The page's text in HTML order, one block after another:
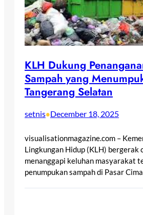
KLH Dukung
Sampah yang
Tangerang Selatan
setnis•December 18, 2025
visualisationmagazine.com –
Lingkungan Hidup (KLH) bergerak
menanggapi keluhan masyarakat
penumpukan sampah di Pasar